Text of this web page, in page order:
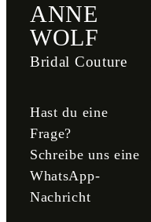
ANNE
WOLF
Bridal Couture
Hast du eine
Frage?
Schreibe uns eine
WhatsApp-
Nachricht